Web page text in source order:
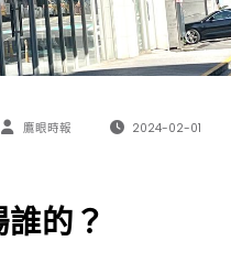
鷹眼時報 2024-02-01
的？